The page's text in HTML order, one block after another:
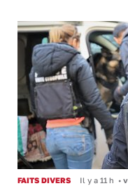
FAITS DIVERS Il y a 11 h •